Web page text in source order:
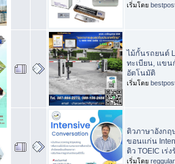
เริ่มโดย
ไม้กั้นรถยนต์
ทะเบียน, แขน
อัตโนมัติ
เริ่มโดย
ติวภาษาอังกฤ
ขอนแก่น
ติว TOEIC เร่ง
เริ่มโดย